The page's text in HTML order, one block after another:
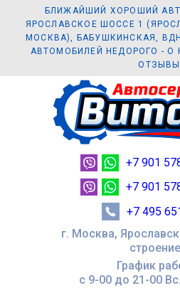
БЛИЖАЙШИЙ ХОРОШИЙ
ЯРОСЛАВСКОЕ ШОССЕ 1
МОСКВА), БАБУШКИНСКАЯ,
АВТОМОБИЛЕЙ НЕДОРОГО - О
ОТЗЫВЫ
г. Москва,
График
с 9-00 до 21-00
+7 901
+7 901
+7 495